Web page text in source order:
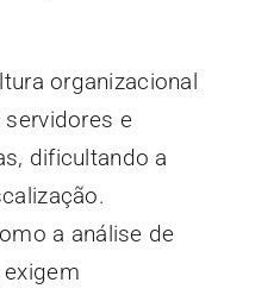
organizacional
e
dificultando a
a análise de